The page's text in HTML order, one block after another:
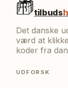
tilbuds
Det danske
værd at
koder fra
UDFORSK